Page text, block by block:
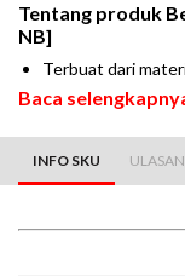
Tentang produk
NB]
Terbuat dari
Baca
INFO SKU ULASAN